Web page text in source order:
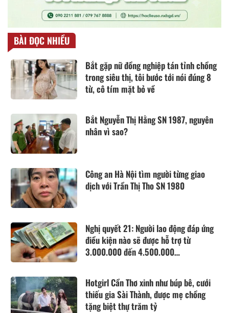
BÀI ĐỌC NHIỀU
Bắt gặp nữ đồng nghiệp tán tỉnh chồng
trong siêu thị, tôi bước tới nói đúng 8
từ, cô tím mặt bỏ về
Bắt Nguyễn Thị Hằng SN 1987, nguyên
nhân vì sao?
Công an Hà Nội tìm người từng giao
dịch với Trần Thị Tho SN 1980
Nghị quyết 21: Người lao động đáp ứng
điều kiện nào sẽ được hỗ trợ từ
3.000.000 đến 4.500.000
Hotgirl Cần Thơ xinh như búp bê, cưới
thiếu gia Sài Thành, được mẹ chồng
tặng biệt thự trăm tỷ